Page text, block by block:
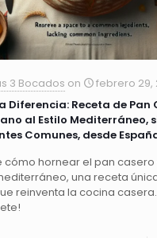
3 Bocados on
febrero 29,
Diferencia: Receta de Pan
al Estilo Mediterráneo,
Comunes, desde
cómo hornear el pan
una receta
reinventa la cocina casera.